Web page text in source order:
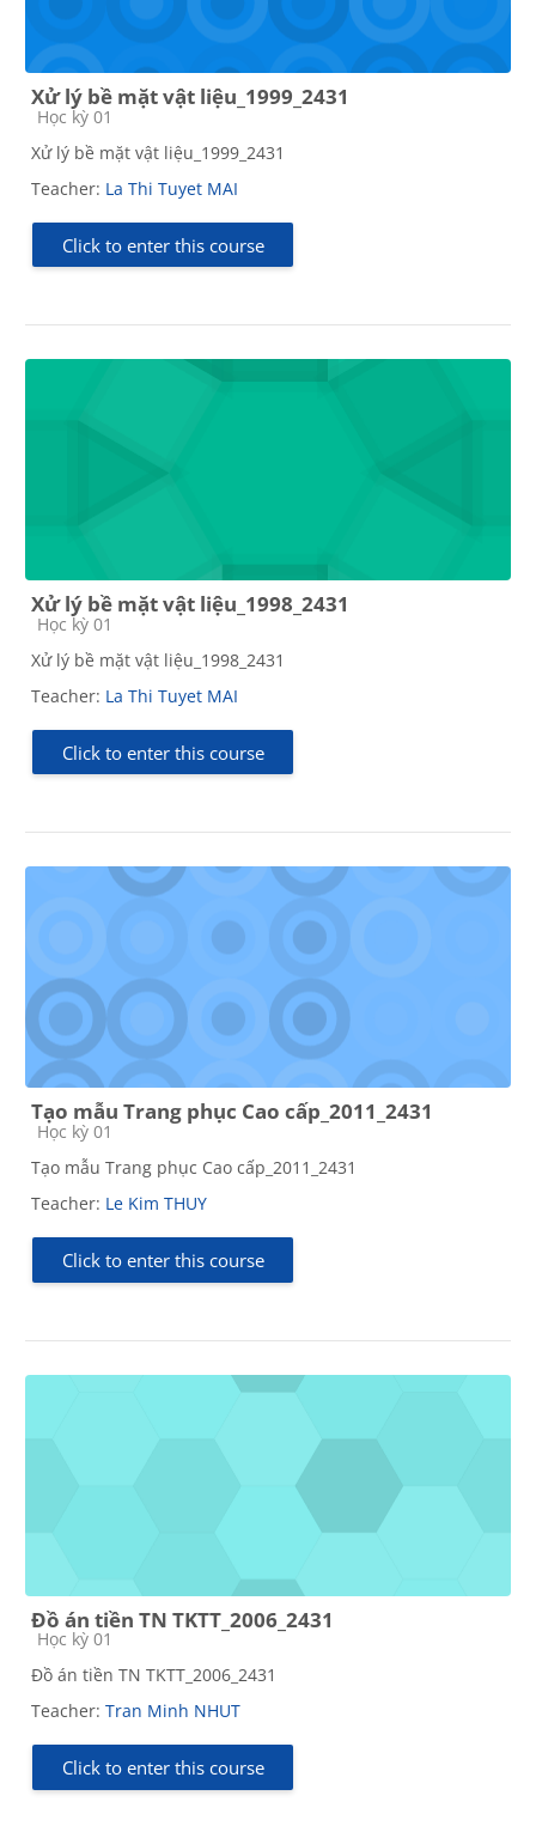
Xử lý bề mặt vật liệu_1999_2431
Course category
Học kỳ 01
Xử lý bề mặt vật liệu_1999_2431
Teacher: La Thi Tuyet MAI
Click to enter this course
Xử lý bề mặt vật liệu_1998_2431
Course category
Học kỳ 01
Xử lý bề mặt vật liệu_1998_2431
Teacher: La Thi Tuyet MAI
Click to enter this course
Tạo mẫu Trang phục Cao cấp_2011_2431
Course category
Học kỳ 01
Tạo mẫu Trang phục Cao cấp_2011_2431
Teacher: Le Kim THUY
Click to enter this course
Đồ án tiền TN TKTT_2006_2431
Course category
Học kỳ 01
Đồ án tiền TN TKTT_2006_2431
Teacher: Tran Minh NHUT
Click to enter this course